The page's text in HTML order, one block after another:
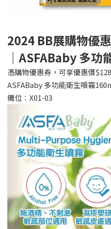
2024 BB展購物優
｜ASFABaby 多
憑購物優惠券，可享優惠價
ASFABaby 多功能衛生噴霧
攤位：X01-03